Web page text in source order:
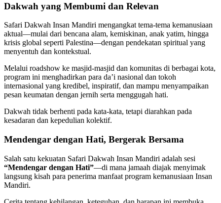
Dakwah yang Membumi dan Relevan
Safari Dakwah Insan Mandiri mengangkat tema-tema kemanusiaan
aktual—mulai dari bencana alam, kemiskinan, anak yatim, hingga
krisis global seperti Palestina—dengan pendekatan spiritual yang
menyentuh dan kontekstual.
Melalui roadshow ke masjid-masjid dan komunitas di berbagai kota,
program ini menghadirkan para da’i nasional dan tokoh
internasional yang kredibel, inspiratif, dan mampu menyampaikan
pesan keumatan dengan jernih serta menggugah hati.
Dakwah tidak berhenti pada kata-kata, tetapi diarahkan pada
kesadaran dan kepedulian kolektif.
Mendengar dengan Hati, Bergerak Bersama
Salah satu kekuatan Safari Dakwah Insan Mandiri adalah sesi
“Mendengar dengan Hati”—di mana jamaah diajak menyimak
langsung kisah para penerima manfaat program kemanusiaan Insan
Mandiri.